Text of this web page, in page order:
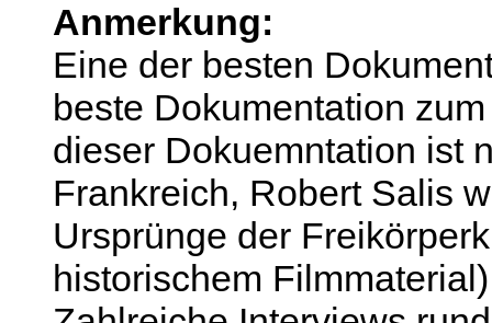
Anmerkung:
Eine der besten
beste Dokumentation
dieser Dokuemntation ist
Frankreich, Robert Salis
Ursprünge der
historischem